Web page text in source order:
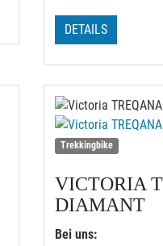
DETAILS
Trekkingbike
VICTORIA
DIAMANT
Bei uns: